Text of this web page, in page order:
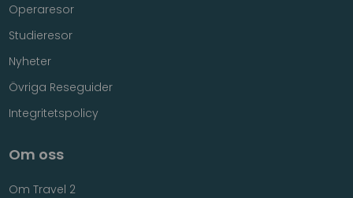
Operaresor
Studieresor
Nyheter
Övriga Reseguider
Integritetspolicy
Om oss
Om Travel 2